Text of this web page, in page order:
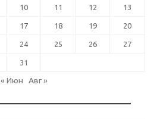
10 11 12 13
17 18 19 20
24 25 26 27
31
« Июн Авг »